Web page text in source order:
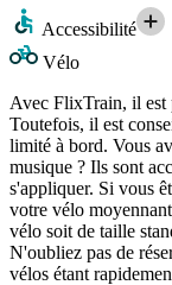
Accessibilité
Vélo
Avec FlixTrain, il est
Toutefois, il est
limité à bord. Vous
musique ? Ils sont
s'appliquer. Si vous
votre vélo
vélo soit de taille
N'oubliez pas de
vélos étant